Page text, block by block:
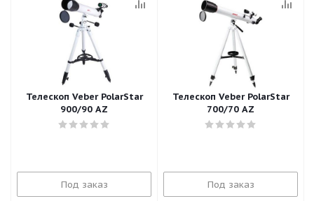
Телескоп Veber PolarStar
900/90 AZ
Под заказ
Телескоп Veber PolarStar
700/70 AZ
Под заказ